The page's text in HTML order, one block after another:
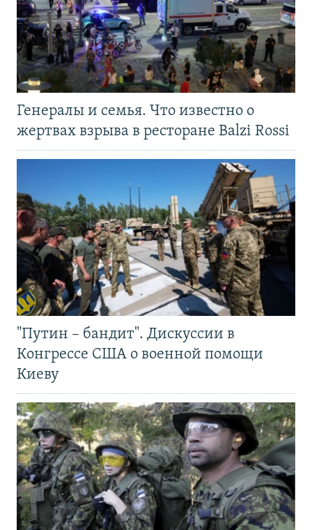
Генералы и семья. Что известно о
жертвах взрыва в ресторане Balzi Rossi
"Путин – бандит". Дискуссии в
Конгрессе США о военной помощи
Киеву